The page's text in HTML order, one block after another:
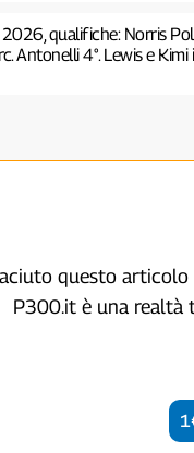
2026, qualifiche: Norris
Antonelli 4°. Lewis e
questo
P300.it è una realtà